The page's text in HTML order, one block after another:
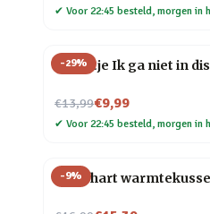
✔ Voor 22:45 besteld, morgen in
-29%
Tegeltje Ik ga niet in
€13,99
Nu voor€9,99
✔ Voor 22:45 besteld, morgen in
-9%
Rood hart